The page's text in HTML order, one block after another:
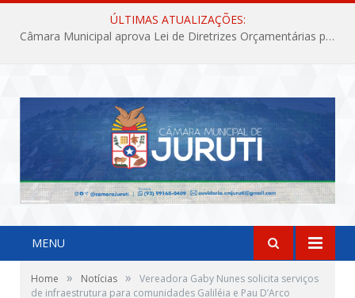
ÚLTIMAS ATUALIZAÇÕES:
Câmara Municipal aprova Lei de Diretrizes Orçamentárias para o exercício financeiro de 2027
MENU
Home » Notícias »
Vereadora Gaby Nunes solicita serviços
de infraestrutura para comunidades Galiléia e Pau D’Arco